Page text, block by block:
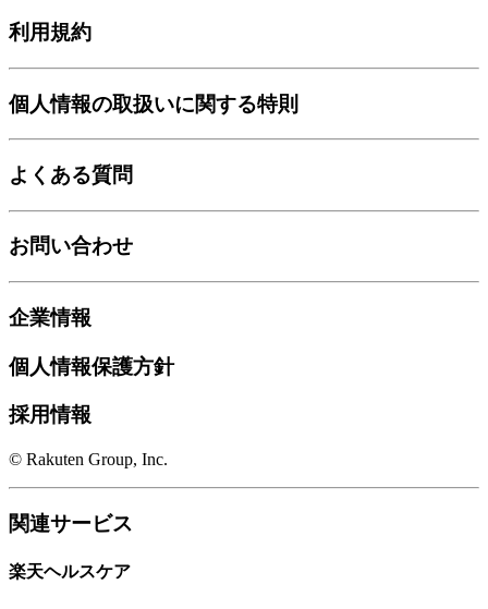
利用規約
個人情報の取扱いに関する特則
よくある質問
お問い合わせ
企業情報
個人情報保護方針
採用情報
© Rakuten Group, Inc.
関連サービス
楽天ヘルスケア